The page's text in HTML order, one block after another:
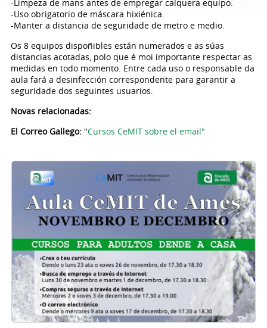
-Limpeza de mans antes de empregar calquera equipo.
-Uso obrigatorio de máscara hixiénica.
-Manter a distancia de seguridade de metro e medio.
Os 8 equipos dispoñibles están numerados e as súas
distancias acotadas, polo que é moi importante respectar as
medidas en todo momento. Entre cada uso o responsable da
aula fará a desinfección correspondente para garantir a
seguridade dos seguintes usuarios.
Novas relacionadas:
El Correo Gallego:"Cursos CeMIT sobre el email"